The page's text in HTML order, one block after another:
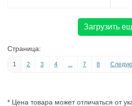
Загрузить
Страница:
1 2 3 4 ... 7 8
* Цена товара может отличаться от